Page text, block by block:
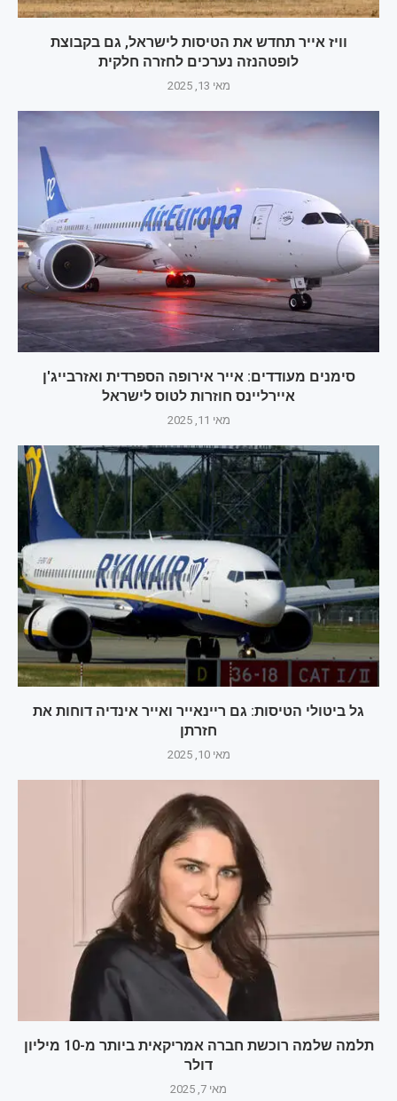
וויז אייר תחדש את הטיסות לישראל, גם בקבוצת
לופטהנזה נערכים לחזרה חלקית
מאי 13, 2025
סימנים מעודדים: אייר אירופה הספרדית ואזרבייג'ן
איירליינס חוזרות לטוס לישראל
מאי 11, 2025
גל ביטולי הטיסות: גם ריינאייר ואייר אינדיה דוחות את
חזרתן
מאי 10, 2025
תלמה שלמה רוכשת חברה אמריקאית ביותר מ-10 מיליון
דולר
מאי 7, 2025